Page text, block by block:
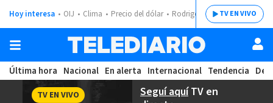
Hoy interesa OIJ Clima Precio del dólar Rodrigo ChavesTV EN VIVO
Última hora Nacional En alerta Internacional Tendencia
Seguí aquíTV en
TV EN VIVO